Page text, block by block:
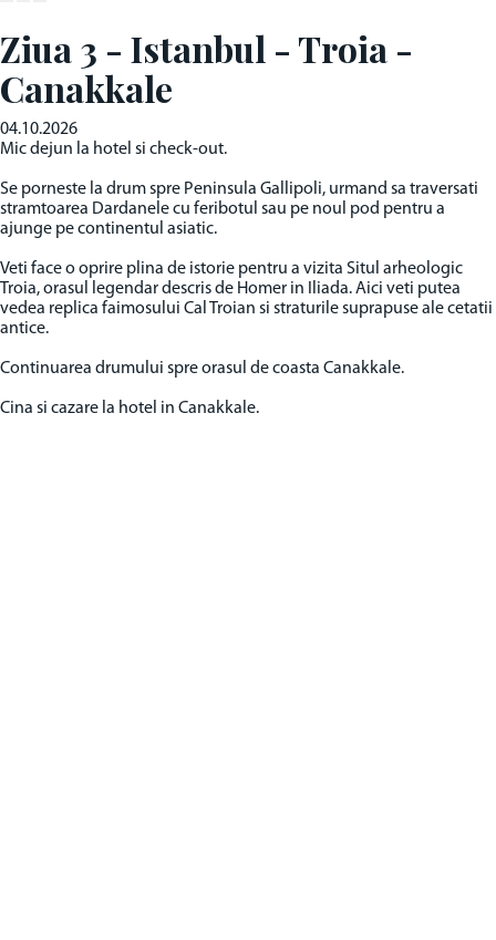
Ziua 3 - Istanbul - Troia -
Canakkale
04.10.2026
Mic dejun la hotel si check-out.
Se porneste la drum spre Peninsula Gallipoli, urmand sa traversati
stramtoarea Dardanele cu feribotul sau pe noul pod pentru a
ajunge pe continentul asiatic.
Veti face o oprire plina de istorie pentru a vizita Situl arheologic
Troia, orasul legendar descris de Homer in Iliada. Aici veti putea
vedea replica faimosului Cal Troian si straturile suprapuse ale cetatii
antice.
Continuarea drumului spre orasul de coasta Canakkale.
Cina si cazare la hotel in Canakkale.